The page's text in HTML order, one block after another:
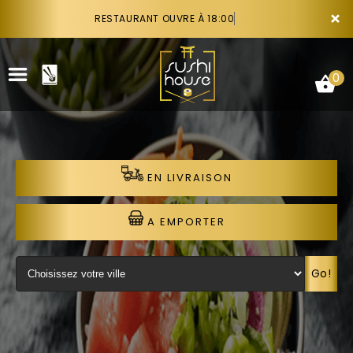
×
RESTAURANT OUVRE À 18:00
VOTRE COMPTE
NOTRE RESTAURANT
VOS AVIS
0
EN LIVRAISON
A EMPORTER
Go!